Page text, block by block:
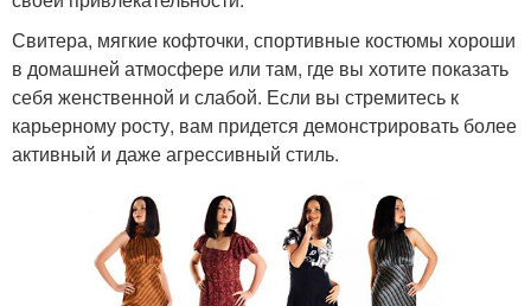
Свитера, мягкие кофточки, спортивные костюмы хороши
в домашней атмосфере или там, где вы хотите показать
себя женственной и слабой. Если вы стремитесь к
карьерному росту, вам придется демонстрировать более
активный и даже агрессивный стиль.